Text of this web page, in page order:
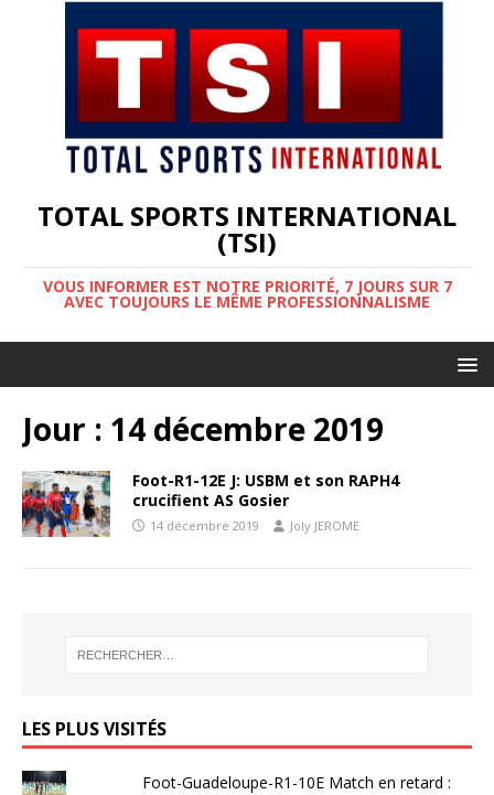
TOTAL SPORTS INTERNATIONAL
(TSI)
VOUS INFORMER EST NOTRE PRIORITÉ, 7 JOURS SUR 7
AVEC TOUJOURS LE MÊME PROFESSIONNALISME
Jour : 14 décembre 2019
Foot-R1-12E J: USBM et son RAPH4
crucifient AS Gosier
14 décembre 2019 Joly JEROME
LES PLUS VISITÉS
Foot-Guadeloupe-R1-10E Match en retard :